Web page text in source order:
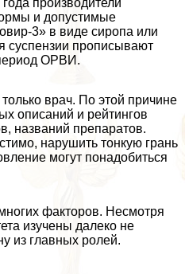
производители
и допустимые
3» в виде сиропа или
суспензии прописывают
ОРВИ.
врач. По этой причине
описаний и рейтингов
названий препаратов.
нарушить тонкую грань
могут понадобиться
факторов. Несмотря
изучены далеко не
из главных ролей.